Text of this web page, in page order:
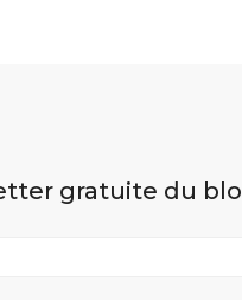
gratuite du